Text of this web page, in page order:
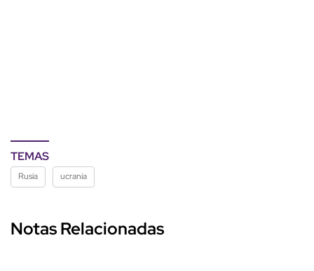
TEMAS
Rusia ucrania
Notas Relacionadas